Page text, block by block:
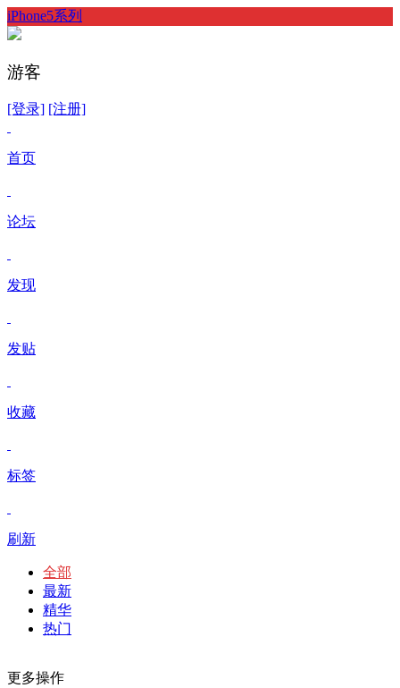
iPhone5系列
游客
[登录] [注册]
首页
论坛
发现
发贴
收藏
标签
刷新
全部
最新
精华
热门
更多操作